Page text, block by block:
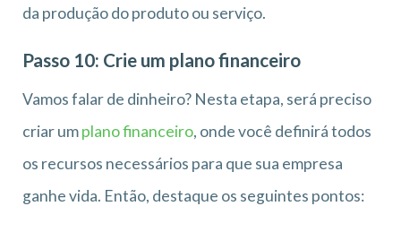
da produção do produto ou serviço.
Passo 10: Crie um plano financeiro
Vamos falar de dinheiro? Nesta etapa, será preciso
criar umplano financeiro, onde você definirá todos
os recursos necessários para que sua empresa
ganhe vida. Então, destaque os seguintes pontos: